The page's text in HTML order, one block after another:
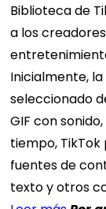
Biblioteca de
a los
Inicialmente,
seleccionado
GIF con
tiempo,
fuentes de
texto y otros